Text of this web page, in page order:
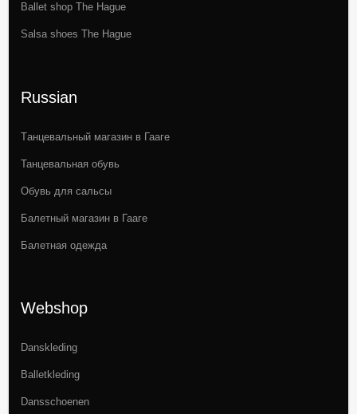
Ballet shop The Hague
Salsa shoes The Hague
Russian
Tанцевальный магазин в Гааге
Танцевальная обувь
Обувь для сальсы
Балетный магазин в Гааге
Балетная одежда
Webshop
Danskleding
Balletkleding
Dansschoenen